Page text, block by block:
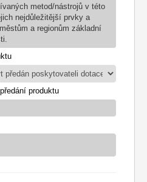
metod/nástrojů v této
nejdůležitější prvky a
a regionům základní
produktu